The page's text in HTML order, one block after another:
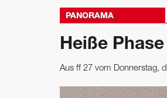
PANORAMA
Heiße Phase
Aus ff 27 vom Donnerstag,